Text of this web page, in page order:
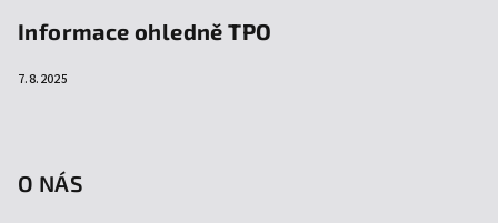
Informace ohledně TPO
7.8.2025
O NÁS